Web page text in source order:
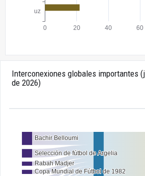
Interconexiones globales importantes
de 2026)